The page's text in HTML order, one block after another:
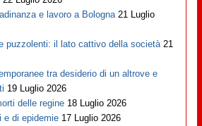
e lavoro a Bologna 21 Luglio
puzzolenti: il lato cattivo della società 21
tra desiderio di un altrove e
19 Luglio 2026
delle regine 18 Luglio 2026
e di epidemie 17 Luglio 2026